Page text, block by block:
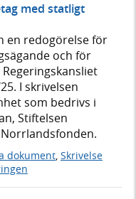
med statligt
en redogörelse för
och för
I skrivelsen
som bedrivs i
Stiftelsen
dokument, Skrivelse